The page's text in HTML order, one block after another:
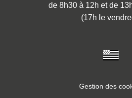
de 8h30 à 12h et de
(17h le
Gestion des